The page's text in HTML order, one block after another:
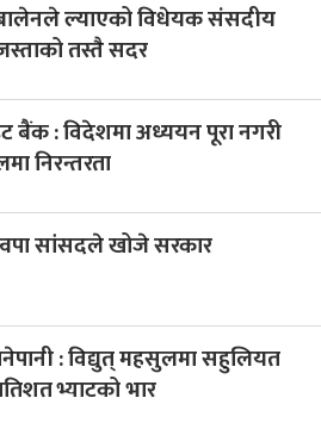
बालेनले ल्याएको विधेयक संसदीय
तस्तै सदर
बैंक : विदेशमा अध्ययन पूरा नगरी
निरन्तरता
सांसदले खोजे सरकार
: विद्युत् महसुलमा सहुलियत
भ्याटको भार